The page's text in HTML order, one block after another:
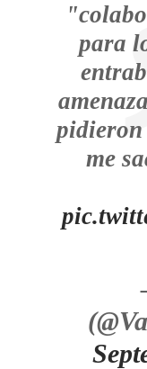
para
pidieron
me